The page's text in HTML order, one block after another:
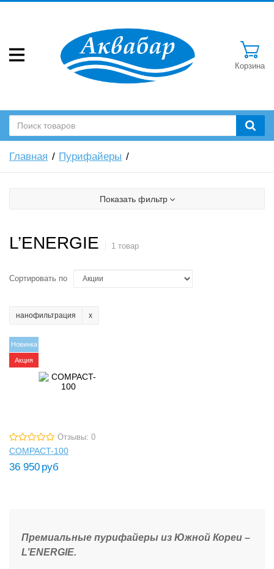
Корзина
Главная Пурифайеры
Показать фильтр
L’ENERGIE 1 товар
Сортировать по
нанофильтрация
Новинка
Акция
Отзывы: 0
COMPACT-100
36 950 руб
Премиальные пурифайеры из Южной Кореи –
L’ENERGIE.